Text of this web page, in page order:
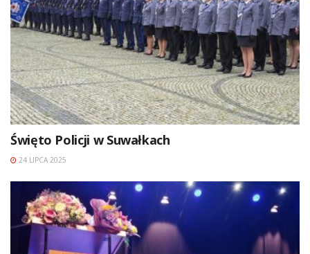
Święto Policji w Suwałkach
24 LIPCA 2025